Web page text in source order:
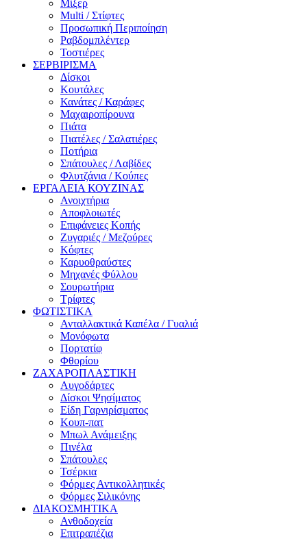
Μίξερ
Multi / Στίφτες
Προσωπική Περιποίηση
Ραβδομπλέντερ
Τοστιέρες
ΣΕΡΒΙΡΙΣΜΑ
Δίσκοι
Κουτάλες
Κανάτες / Καράφες
Μαχαιροπίρουνα
Πιάτα
Πιατέλες / Σαλατιέρες
Ποτήρια
Σπάτουλες / Λαβίδες
Φλυτζάνια / Κούπες
ΕΡΓΑΛΕΙΑ ΚΟΥΖΙΝΑΣ
Ανοιχτήρια
Αποφλοιωτές
Επιφάνειες Κοπής
Ζυγαριές / Μεζούρες
Κόφτες
Καρυοθραύστες
Μηχανές Φύλλου
Σουρωτήρια
Τρίφτες
ΦΩΤΙΣΤΙΚΑ
Ανταλλακτικά Καπέλα / Γυαλιά
Μονόφωτα
Πορτατίφ
Φθορίου
ΖΑΧΑΡΟΠΛΑΣΤΙΚΗ
Αυγοδάρτες
Δίσκοι Ψησίματος
Είδη Γαρνιρίσματος
Κουπ-πατ
Μπωλ Ανάμειξης
Πινέλα
Σπάτουλες
Τσέρκια
Φόρμες Αντικολλητικές
Φόρμες Σιλικόνης
ΔΙΑΚΟΣΜΗΤΙΚΑ
Ανθοδοχεία
Επιτραπέζια